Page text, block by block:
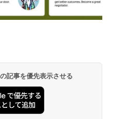
記事を優先表示させる